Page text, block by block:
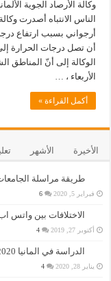
وكالة الأرصاد الجوية
الناس الانتباه أصدرت وكالة
أرجواني بسبب ارتفاع
الوكالة إلى أنّ المناطق
الأربعاء ، …
أكمل القراءة »
الأخيرة الأشهر
طريقة مراسلة الجامعات
فبراير 5, 2020 6
الاختلافات بين واتس
أكتوبر 27, 2019 4
الدراسة في المانيا 2020 واهم التفاصيل عنها
يناير 28, 2020 4